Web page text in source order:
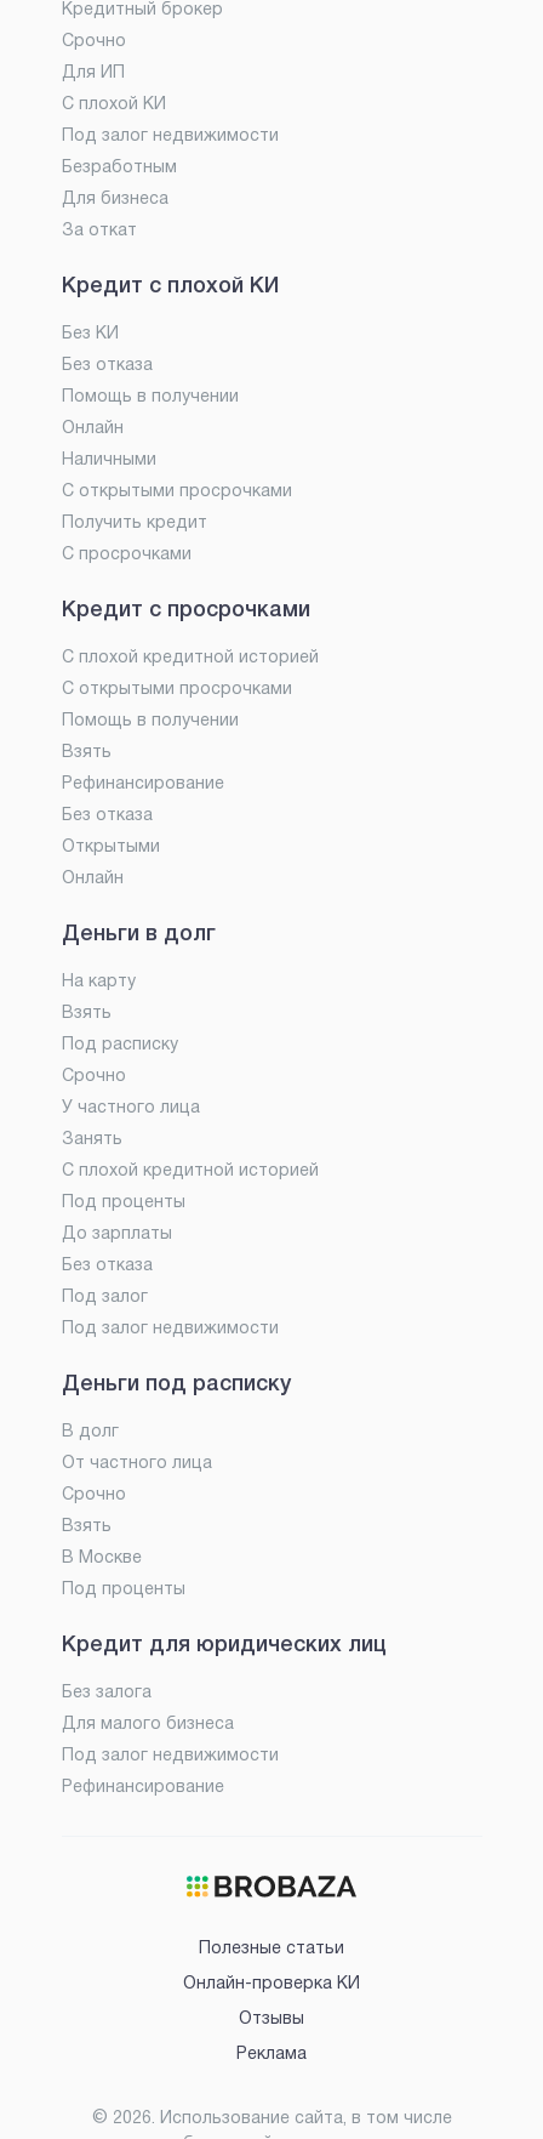
Кредитный брокер
Срочно
Для ИП
С плохой КИ
Под залог недвижимости
Безработным
Для бизнеса
За откат
Кредит с плохой КИ
Без КИ
Без отказа
Помощь в получении
Онлайн
Наличными
С открытыми просрочками
Получить кредит
С просрочками
Кредит с просрочками
С плохой кредитной историей
С открытыми просрочками
Помощь в получении
Взять
Рефинансирование
Без отказа
Открытыми
Онлайн
Деньги в долг
На карту
Взять
Под расписку
Срочно
У частного лица
Занять
С плохой кредитной историей
Под проценты
До зарплаты
Без отказа
Под залог
Под залог недвижимости
Деньги под расписку
В долг
От частного лица
Срочно
Взять
В Москве
Под проценты
Кредит для юридических лиц
Без залога
Для малого бизнеса
Под залог недвижимости
Рефинансирование
Полезные статьи
Онлайн-проверка КИ
Отзывы
Реклама
© 2026. Использование сайта, в том числе